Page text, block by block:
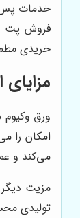
خریدی
ورق
امکان را
می‌کند و
مزیت